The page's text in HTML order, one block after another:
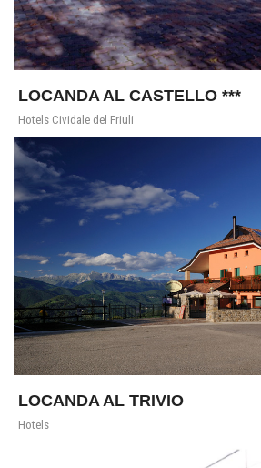
LOCANDA AL CASTELLO ***
Hotels Cividale del Friuli
LOCANDA AL TRIVIO
Hotels